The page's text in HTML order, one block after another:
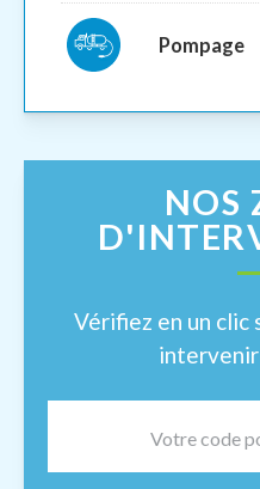
Pompage
NOS
Vérifiez en un clic
intervenir